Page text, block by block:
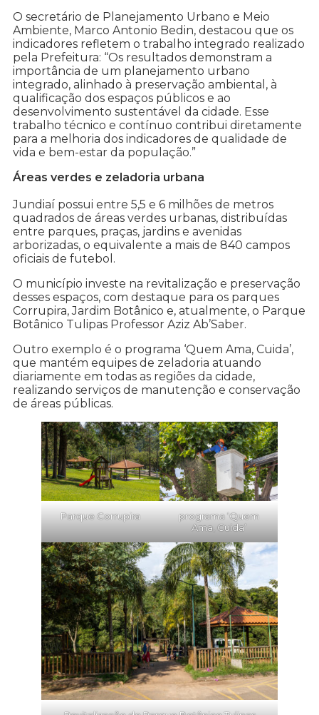
O secretário de Planejamento Urbano e Meio
Ambiente, Marco Antonio Bedin, destacou que os
indicadores refletem o trabalho integrado realizado
pela Prefeitura: “Os resultados demonstram a
importância de um planejamento urbano
integrado, alinhado à preservação ambiental, à
qualificação dos espaços públicos e ao
desenvolvimento sustentável da cidade. Esse
trabalho técnico e contínuo contribui diretamente
para a melhoria dos indicadores de qualidade de
vida e bem-estar da população.”
Áreas verdes e zeladoria urbana
Jundiaí possui entre 5,5 e 6 milhões de metros
quadrados de áreas verdes urbanas, distribuídas
entre parques, praças, jardins e avenidas
arborizadas, o equivalente a mais de 840 campos
oficiais de futebol.
O município investe na revitalização e preservação
desses espaços, com destaque para os parques
Corrupira, Jardim Botânico e, atualmente, o Parque
Botânico Tulipas Professor Aziz Ab’Saber.
Outro exemplo é o programa ‘Quem Ama, Cuida’,
que mantém equipes de zeladoria atuando
diariamente em todas as regiões da cidade,
realizando serviços de manutenção e conservação
de áreas públicas.
Parque Corrupira
programa ‘Quem
Ama, Cuida’